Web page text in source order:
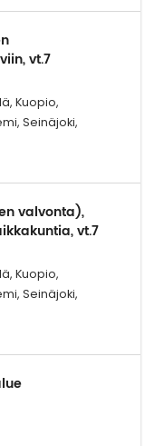
vt.7
Kuopio,
Seinäjoki,
valvonta),
vt.7
Kuopio,
Seinäjoki,